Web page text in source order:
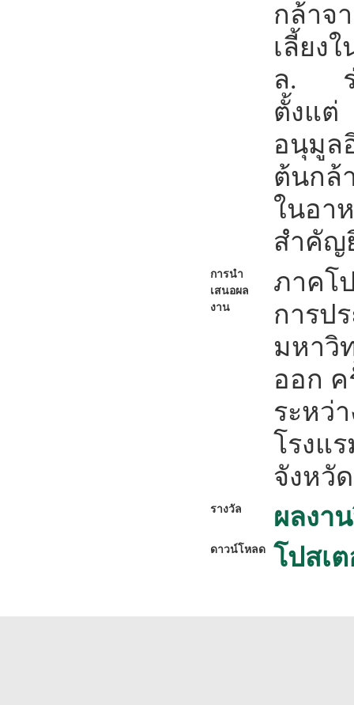
กล้าจ
เลี้ยง
ล. ร่ว
ตั้งแต่
อนุมูล
ต้นกล้
ในอา
สำคัญ
การนำ
เสนอผล
งาน
ภาคโ
การป
มหาวิ
ออก ค
ระหว่
โรงแ
จังหวั
รางวัล ผลงา
ดาวน์โหลด โปสเ